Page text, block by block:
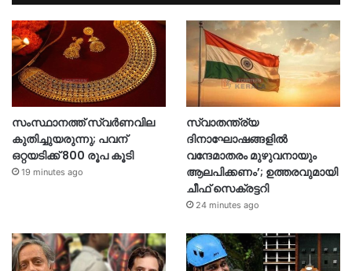
സംസ്ഥാനത്ത് സ്വർണവില
കുതിച്ചുയരുന്നു; പവന്
ഒറ്റയടിക്ക് 800 രൂപ കൂടി
19 minutes ago
സ്വാതന്ത്ര്യ
ദിനാഘോഷങ്ങളിൽ
വന്ദേമാതരം മുഴുവനായും
ആലപിക്കണം’; ഉത്തരവുമായി
ചീഫ് സെക്രട്ടറി
24 minutes ago